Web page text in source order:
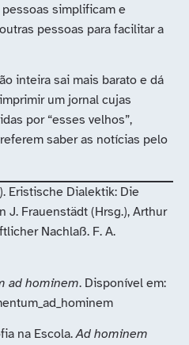
simplificam e
pessoas para facilitar a
inteira sai mais barato e dá
um jornal cujas
por “esses velhos”,
saber as notícias pelo
Eristische Dialektik: Die
J. Frauenstädt (Hrsg.), Arthur
Nachlaß. F. A.
ad hominem. Disponível em:
na Escola.Ad hominem